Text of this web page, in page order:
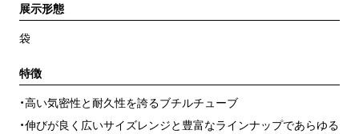
展示形態
袋
特徴
・高い気密性と耐久性を誇るブチルチューブ
・伸びが良く広いサイズレンジと豊富なラインナップであらゆる